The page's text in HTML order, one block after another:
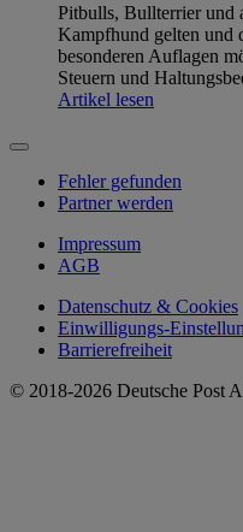
Pitbulls, Bullterrier und
Kampfhund gelten und
besonderen Auflagen
Steuern und
Artikel lesen
Fehler gefunden
Partner werden
Impressum
AGB
Datenschutz & Cookies
Einwilligungs-
Barrierefreiheit
© 2018-2026 Deutsche Post